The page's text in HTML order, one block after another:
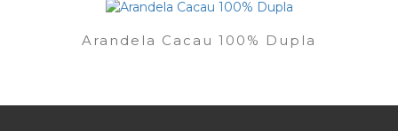
Arandela Cacau 100% Dupla